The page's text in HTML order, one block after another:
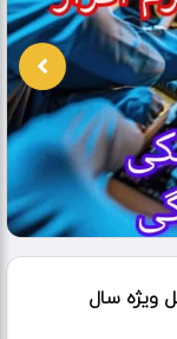
ویژه سال